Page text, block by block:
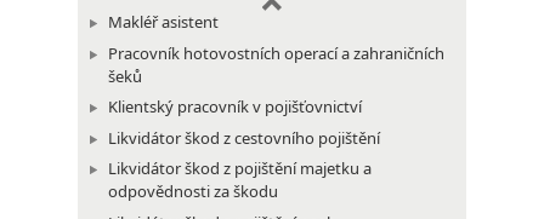
Makléř asistent
Pracovník hotovostních operací a zahraničních
šeků
Klientský pracovník v pojišťovnictví
Likvidátor škod z cestovního pojištění
Likvidátor škod z pojištění majetku a
odpovědnosti za škodu